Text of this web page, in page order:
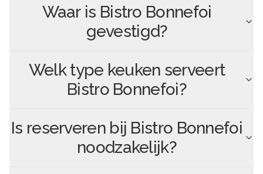
Waar is Bistro Bonnefoi
gevestigd?
Welk type keuken serveert
Bistro Bonnefoi?
Is reserveren bij Bistro Bonnefoi
noodzakelijk?